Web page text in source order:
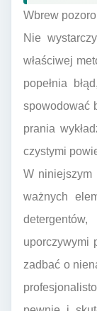
Wbrew
Nie
właściwej
popełnia
spowodować
prania
czystymi
W niniejszym
ważnych
uporczywymi
zadbać o